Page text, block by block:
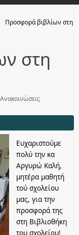
Προσφορά βιβλίων στη
στη
Ευχαριστούμε
πολύ την κα
Αργυρώ Καλή,
μητέρα μαθητή
τού σχολείου
μας, για την
προσφορά της
στη Βιβλιοθήκη
του σχολείου!